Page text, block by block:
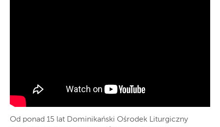
Od ponad 15 lat Dominikański Ośrodek Liturgiczny